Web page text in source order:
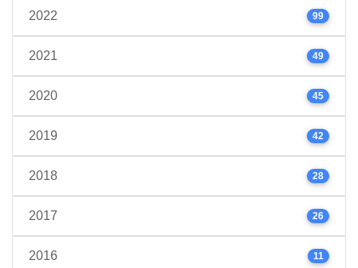
2022 99
2021 49
2020 45
2019 42
2018 28
2017 26
2016 11